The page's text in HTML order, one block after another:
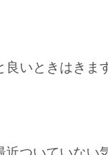
良いときはきま